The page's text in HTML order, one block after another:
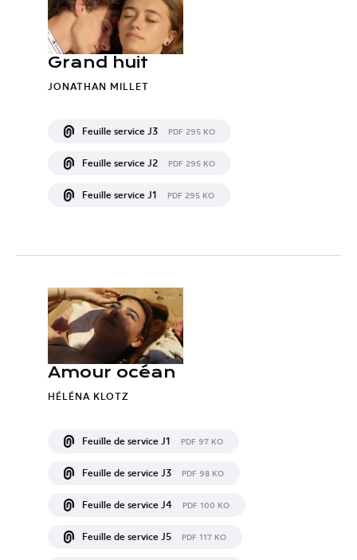
Grand huit
JONATHAN MILLET
Feuille service J3 PDF 295 KO
Feuille service J2 PDF 295 KO
Feuille service J1 PDF 295 KO
Amour océan
HÉLÉNA KLOTZ
Feuille de service J1 PDF 97 KO
Feuille de service J3 PDF 98 KO
Feuille de service J4 PDF 100 KO
Feuille de service J5 PDF 117 KO